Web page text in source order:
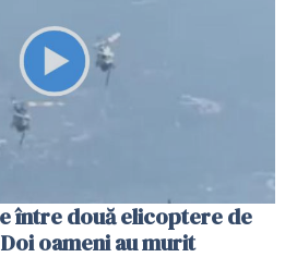
între două elicoptere de
oameni au murit